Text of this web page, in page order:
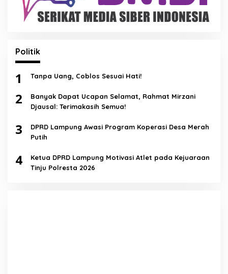
Politik
1 Tanpa Uang, Coblos Sesuai Hati!
2
Banyak Dapat Ucapan Selamat, Rahmat Mirzani
Djausal: Terimakasih Semua!
3
DPRD Lampung Awasi Program Koperasi Desa Merah
Putih
4
Ketua DPRD Lampung Motivasi Atlet pada Kejuaraan
Tinju Polresta 2026